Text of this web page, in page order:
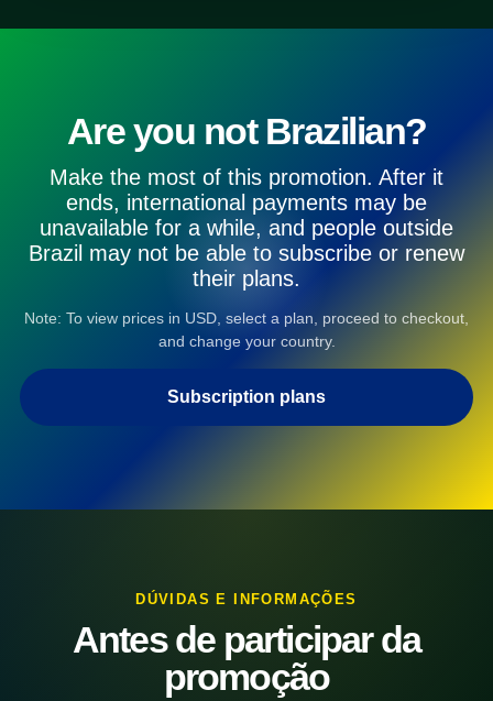
Are you not Brazilian?
Make the most of this promotion. After it
ends, international payments may be
unavailable for a while, and people outside
Brazil may not be able to subscribe or renew
their plans.
Note: To view prices in USD, select a plan, proceed to checkout,
and change your country.
Subscription plans
DÚVIDAS E INFORMAÇÕES
Antes de participar da
promoção